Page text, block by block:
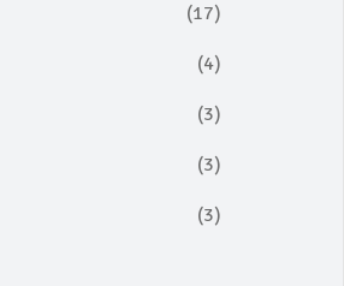
(17)
(4)
(3)
(3)
(3)